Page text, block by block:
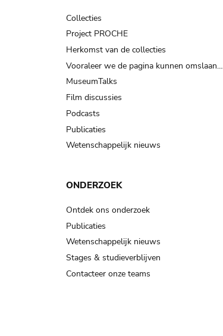
Collecties
Project PROCHE
Herkomst van de collecties
Vooraleer we de pagina kunnen omslaan…
MuseumTalks
Film discussies
Podcasts
Publicaties
Wetenschappelijk nieuws
ONDERZOEK
Ontdek ons onderzoek
Publicaties
Wetenschappelijk nieuws
Stages & studieverblijven
Contacteer onze teams